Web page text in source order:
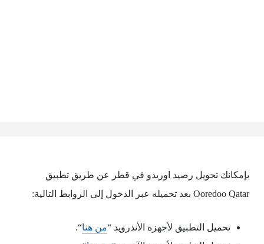
بإمكانك تحويل رصيد اوريدو في قطر عن طريق تطبيق
Ooredoo Qatar بعد تحميله عبر الدخول إلى الروابط التالية:
تحميل التطبيق لأجهزة الأندرويد “من هنا“.